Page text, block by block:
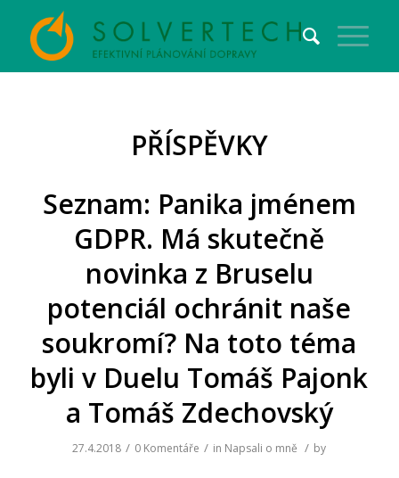
PŘÍSPĚVKY
Seznam: Panika jménem
GDPR. Má skutečně
novinka z Bruselu
potenciál ochránit naše
soukromí? Na toto téma
byli v Duelu Tomáš Pajonk
a Tomáš Zdechovský
27.4.2018 / 0 Komentáře / in Napsali o mně / by